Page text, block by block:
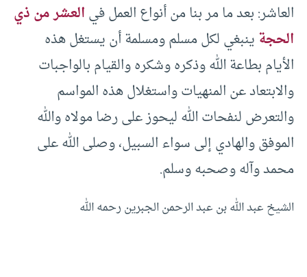
العاشر: بعد ما مر بنا من أنواع العمل فيالعشر من ذي
الحجةينبغي لكل مسلم ومسلمة أن يستغل هذه
الأيام بطاعة الله وذكره وشكره والقيام بالواجبات
والابتعاد عن المنهيات واستغلال هذه المواسم
والتعرض لنفحات الله ليحوز على رضا مولاه والله
الموفق والهادي إلى سواء السبيل، وصلى الله على
محمد وآله وصحبه وسلم.
الشيخ عبد الله بن عبد الرحمن الجبرين رحمه الله